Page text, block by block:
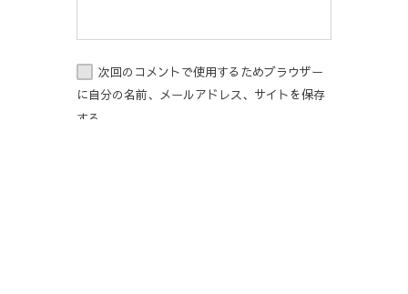
次回のコメントで使用するためブラウザー
に自分の名前、メールアドレス、サイトを保存
する。